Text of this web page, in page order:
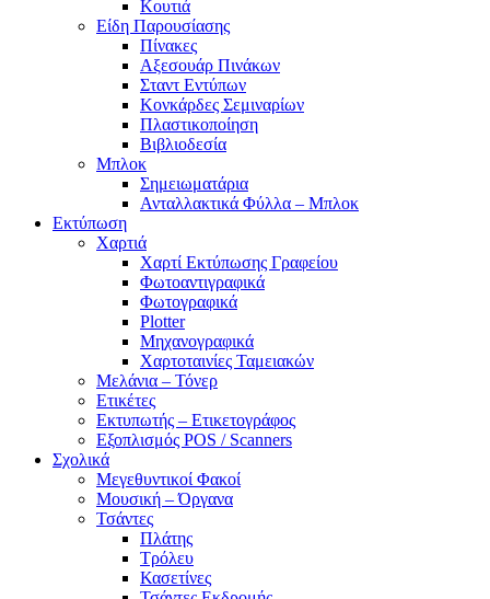
Κουτιά
Είδη Παρουσίασης
Πίνακες
Αξεσουάρ Πινάκων
Σταντ Εντύπων
Κονκάρδες Σεμιναρίων
Πλαστικοποίηση
Βιβλιοδεσία
Μπλοκ
Σημειωματάρια
Ανταλλακτικά Φύλλα – Μπλοκ
Εκτύπωση
Χαρτιά
Χαρτί Εκτύπωσης Γραφείου
Φωτοαντιγραφικά
Φωτογραφικά
Plotter
Μηχανογραφικά
Χαρτοταινίες Ταμειακών
Μελάνια – Τόνερ
Ετικέτες
Εκτυπωτής – Ετικετογράφος
Εξοπλισμός POS / Scanners
Σχολικά
Μεγεθυντικοί Φακοί
Μουσική – Όργανα
Τσάντες
Πλάτης
Τρόλευ
Κασετίνες